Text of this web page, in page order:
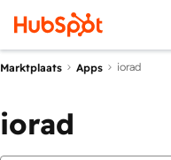
Marktplaats Apps iorad
iorad